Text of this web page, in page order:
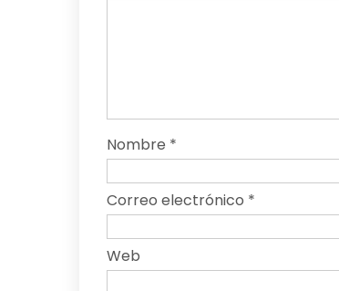
Nombre *
Correo electrónico *
Web